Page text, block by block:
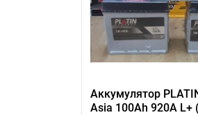
Аккумулятор
Asia 100Ah 920A L+